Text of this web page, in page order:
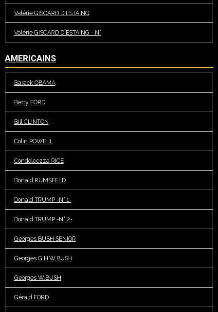
Valérie GISCARD D'ESTAING
Valérie GISCARD D'ESTAING - N°
AMERICAINS
Barack OBAMA
Betty FORD
Bill CLINTON
Colin POWELL
Condoleezza RICE
Donald RUMSFELD
Donald TRUMP -N° 1-
Donald TRUMP -N° 2-
Georges BUSH SENIOR
Georges G.H.W.BUSH
Georges W.BUSH
Gérald FORD